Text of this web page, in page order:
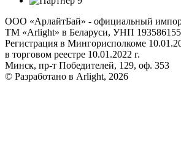
ООО «АрлайтБай» - официальный
ТМ «Arlight» в Беларуси, УНП 193586155
Регистрация в Мингорисполкоме
в торговом реестре 10.01.2022 г.
Минск, пр-т Победителей, 129, оф. 353
© Разработано в Arlight, 2026